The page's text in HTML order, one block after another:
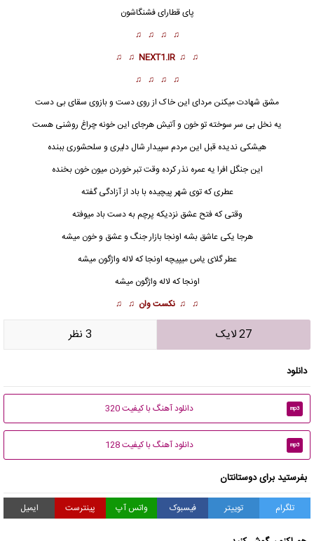
پای قطارای فشنگاشون
♫ ♫ ♫ ♫
♫ ♫
NEXT1.IR
♫ ♫
♫ ♫ ♫ ♫
مشق شهادت میکنن مردای این خاک از روی دست و بازوی سقای بی دست
یه نخل بی سر سوخته تو خون و آتیش هرجای این خونه چراغ روشنی هست
هیشکی ندیده قبل این مردم سپیدار شال دلیری و سلحشوری ببنده
این جنگل افرا یه عمره نذر کرده وقت تبر خوردن میون خون بخنده
عطری که توی شهر پیچیده با باد از آزادگی گفته
وقتی که فتح عشق نزدیکه پرچم به دست باد میوفته
هرجا یکی عاشق بشه اونجا بازار جنگ و عشق و خون میشه
عطر گلای یاس میپیچه اونجا که لاله واژگون میشه
اونجا که لاله واژگون میشه
♫ ♫ نکست وان ♫ ♫
27 لایک 3 نظر
دانلود
mp3 دانلود آهنگ با کیفیت 320
mp3 دانلود آهنگ با کیفیت 128
بفرستید برای دوستانتان
تلگرام توییتر فیسبوک واتس آپ پینترست ایمیل